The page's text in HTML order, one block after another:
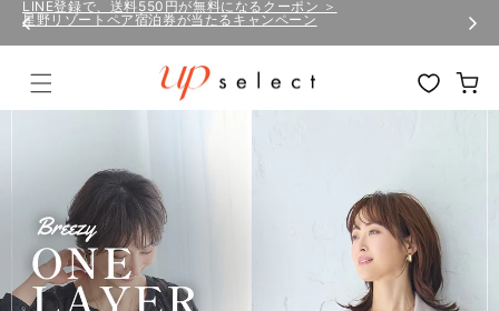
コンテ
ンツに
進む
LINE登録で、送料550円が無料になるクーポン ＞
星野リゾートペア宿泊券が当たるキャンペーン
ー
ト